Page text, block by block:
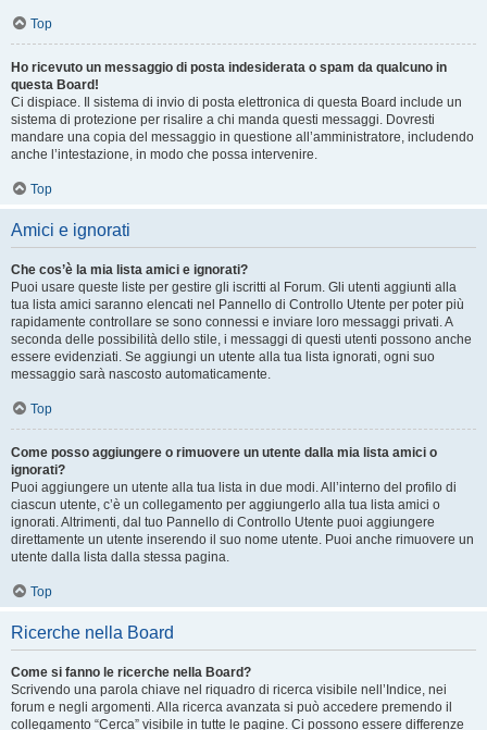
Top
Ho ricevuto un messaggio di posta indesiderata o spam da qualcuno in
questa Board!
Ci dispiace. Il sistema di invio di posta elettronica di questa Board include un
sistema di protezione per risalire a chi manda questi messaggi. Dovresti
mandare una copia del messaggio in questione all’amministratore, includendo
anche l’intestazione, in modo che possa intervenire.
Top
Amici e ignorati
Che cos’è la mia lista amici e ignorati?
Puoi usare queste liste per gestire gli iscritti al Forum. Gli utenti aggiunti alla
tua lista amici saranno elencati nel Pannello di Controllo Utente per poter più
rapidamente controllare se sono connessi e inviare loro messaggi privati. A
seconda delle possibilità dello stile, i messaggi di questi utenti possono anche
essere evidenziati. Se aggiungi un utente alla tua lista ignorati, ogni suo
messaggio sarà nascosto automaticamente.
Top
Come posso aggiungere o rimuovere un utente dalla mia lista amici o
ignorati?
Puoi aggiungere un utente alla tua lista in due modi. All’interno del profilo di
ciascun utente, c’è un collegamento per aggiungerlo alla tua lista amici o
ignorati. Altrimenti, dal tuo Pannello di Controllo Utente puoi aggiungere
direttamente un utente inserendo il suo nome utente. Puoi anche rimuovere un
utente dalla lista dalla stessa pagina.
Top
Ricerche nella Board
Come si fanno le ricerche nella Board?
Scrivendo una parola chiave nel riquadro di ricerca visibile nell’Indice, nei
forum e negli argomenti. Alla ricerca avanzata si può accedere premendo il
collegamento “Cerca” visibile in tutte le pagine. Ci possono essere differenze